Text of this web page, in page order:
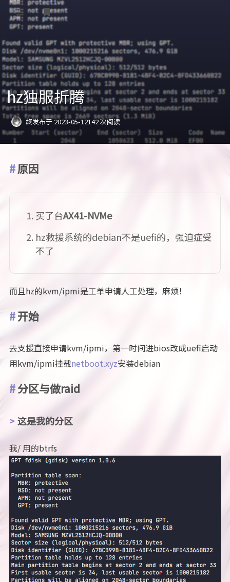
首页
分类
发癫
瞎折腾
sites
图床
关于
登录
hz独服折腾
終发布于 2023-05-12142 次阅读
原因
买了台AX41-NVMe
hz救援系统的debian不是uefi的，强迫症受
不了
而且hz的kvm/ipmi是工单申请人工处理，麻烦！
开始
去支援直接申请kvm/ipmi，第一时间进bios改成uefi启动
用kvm/ipmi挂载netboot.xyz安装debian
分区与做raid
这是我的分区
我/ 用的btrfs